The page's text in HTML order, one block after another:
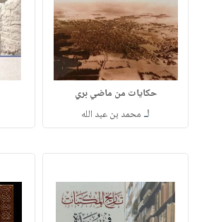
حكايات من ماضي بري
لـ محمد بن عبد الله